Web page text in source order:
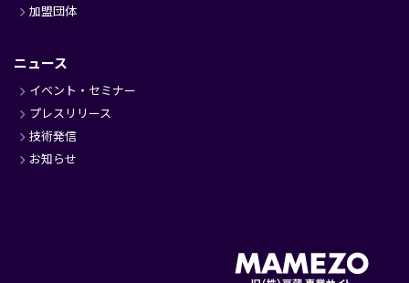
加盟団体
ニュース
イベント・セミナー
プレスリリース
技術発信
お知らせ